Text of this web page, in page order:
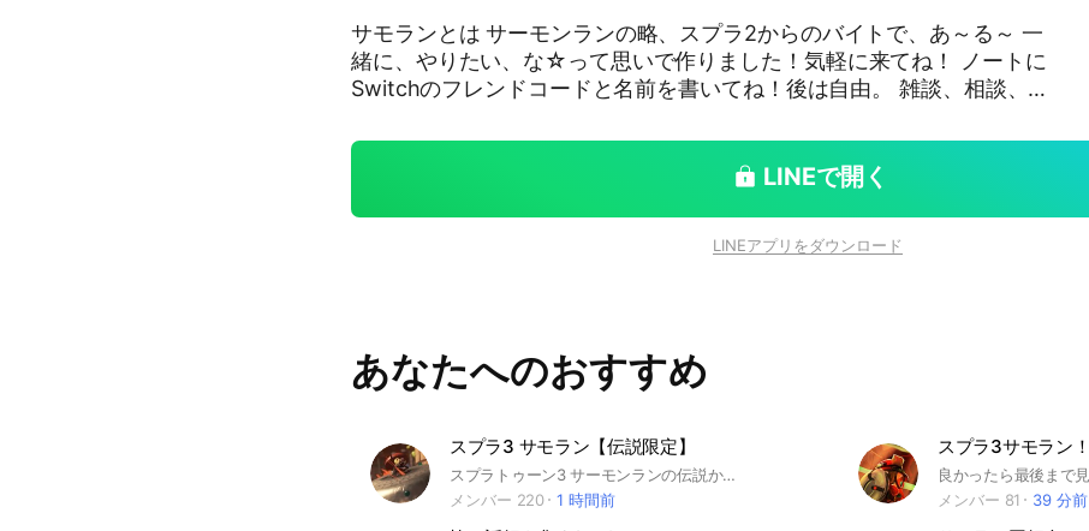
サモランとは サーモンランの略、スプラ2からのバイトで、あ～る～ 一
緒に、やりたい、な☆って思いで作りました！気軽に来てね！ ノートに
Switchのフレンドコードと名前を書いてね！後は自由。 雑談、相談、
心者も、誰でも自由に！喋らなくてもお喋りでも良しですぜ！ 一緒にで
んせつを目指したり、バッチを目標にしたり。 一緒にバイトしたいって
かなんかしますので、ご注意を～♪ 即抜けは出来る限りやめてね💦なに
らん #サーモンラン #スプラ3
LINEで開く
LINEアプリをダウンロード
あなたへのおすすめ
スプラ3 サモラン【伝説限定】
スプラトゥーン3 サーモンランの伝説から危険度max、カンスト目指したい人同士で協力して評価を上げたり雑談する部屋です！評価伝説なら誰でも入ってokです！(現在伝説の人でよろしくお願いします)#スプラトゥーン3 #スプラトゥーン #スプラ3 #サーモンラン #サモラン#バイト#バイトコンテスト#ビッグラン
メンバー 220
1 時間前
メンバー 81
39 分前